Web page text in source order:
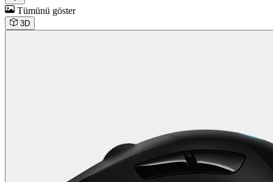
Tümünü göster
3D